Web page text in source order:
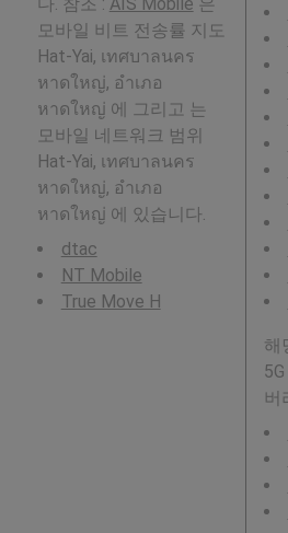
다. 참조 : AIS Mobile 은
모바일 비트 전송률 지도
Hat-Yai, เทศบาลนคร
หาดใหญ่, อำเภอ
หาดใหญ่ 에 그리고 는
모바일 네트워크 범위
Hat-Yai, เทศบาลนคร
หาดใหญ่, อำเภอ
หาดใหญ่ 에 있습니다.
dtac
NT Mobile
True Move H
해
버